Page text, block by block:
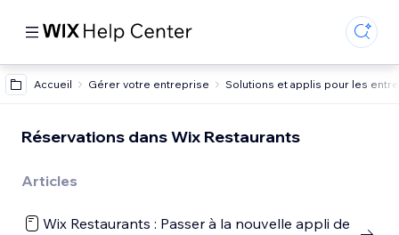
Accueil Gérer votre entreprise Solutions et applis pour les
Réservations dans Wix Restaurants
Articles
Wix Restaurants : Passer à la nouvelle appli de